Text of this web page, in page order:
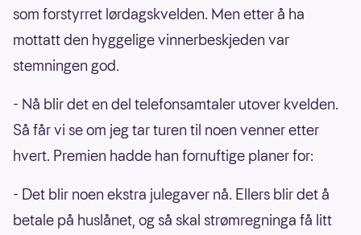
som forstyrret lørdagskvelden. Men etter å ha
mottatt den hyggelige vinnerbeskjeden var
stemningen god.
- Nå blir det en del telefonsamtaler utover kvelden.
Så får vi se om jeg tar turen til noen venner etter
hvert. Premien hadde han fornuftige planer for:
- Det blir noen ekstra julegaver nå. Ellers blir det å
betale på huslånet, og så skal strømregninga få litt